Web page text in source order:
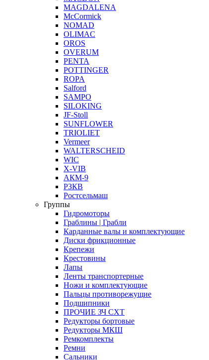
MAGDALENA
McCormick
NOMAD
OLIMAC
OROS
OVERUM
PENTA
POTTINGER
ROPA
Salford
SAMPO
SILOKING
JF-Stoll
SUNFLOWER
TRIOLIET
Vermeer
WALTERSCHEID
WIC
X-VIB
АКМ-9
РЗКВ
Ростсельмаш
Группы
Гидромоторы
Граблины | Грабли
Карданные валы и комплектующие
Диски фрикционные
Крепежи
Крестовины
Лапы
Ленты транспортерные
Ножи и комплектующие
Пальцы противорежущие
Подшипники
ПРОЧИЕ ЗЧ СХТ
Редукторы бортовые
Редукторы МКШ
Ремкомплекты
Ремни
Сальники